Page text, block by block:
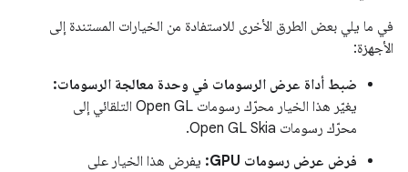
في ما يلي بعض الطرق الأخرى للاستفادة من الخيارات المستندة إلى
الأجهزة:
ضبط أداة عرض الرسومات في وحدة معالجة الرسومات:
يغيّر هذا الخيار محرّك رسومات Open GL التلقائي إلى
محرّك رسومات Open GL Skia.
فرض عرض رسومات GPU:
يفرض هذا الخيار على